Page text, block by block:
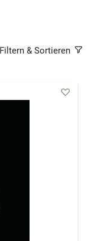
Filtern & Sortieren